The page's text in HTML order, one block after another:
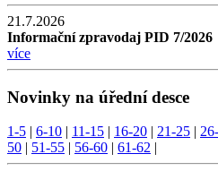
21.7.2026
Informační zpravodaj PID 7/2026
více
Novinky na úřední desce
1-5 6-10 11-15 16-20 21-25
50
51-55 56-60 61-62